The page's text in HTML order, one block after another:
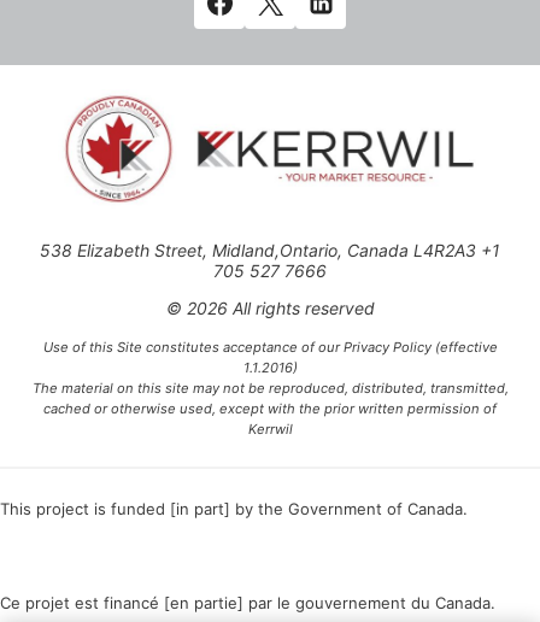
538 Elizabeth Street, Midland,Ontario, Canada L4R2A3 +1
705 527 7666
© 2026 All rights reserved
Use of this Site constitutes acceptance of our Privacy Policy (effective
1.1.2016)
The material on this site may not be reproduced, distributed, transmitted,
cached or otherwise used, except with the prior written permission of
Kerrwil
This project is funded [in part] by the Government of Canada.
Ce projet est financé [en partie] par le gouvernement du Canada.